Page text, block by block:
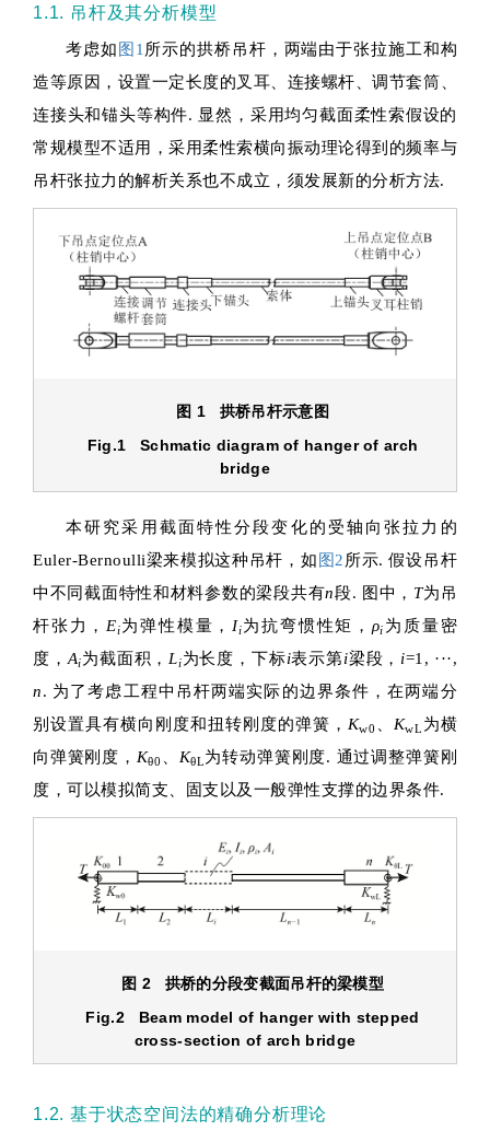
1.1. 吊杆及其分析模型
考虑如 图1 所示的拱桥吊杆，两端由于张拉施工和构
造等原因，设置一定长度的叉耳、连接螺杆、调节套筒、
连接头和锚头等构件. 显然，采用均匀截面柔性索假设的
常规模型不适用，采用柔性索横向振动理论得到的频率与
吊杆张拉力的解析关系也不成立，须发展新的分析方法.
图 1 拱桥吊杆示意图
Fig.1 Schmatic diagram of hanger of arch
bridge
本研究采用截面特性分段变化的受轴向张拉力的
Euler-Bernoulli梁来模拟这种吊杆，如 图2所示. 假设吊杆
中不同截面特性和材料参数的梁段共有n段. 图中， T为吊
杆张力，Ei为弹性模量，Ii为抗弯惯性矩， ρi 为质量密
度，Ai为截面积，Li为长度，下标i表示第i梁段， i=1, ···,
n. 为了考虑工程中吊杆两端实际的边界条件，在两端分
别设置具有横向刚度和扭转刚度的弹簧， Kw0 、 KwL 为横
向弹簧刚度， Kθ0 、 KθL为转动弹簧刚度. 通过调整弹簧刚
度，可以模拟简支、固支以及一般弹性支撑的边界条件.
图 2 拱桥的分段变截面吊杆的梁模型
Fig.2 Beam model of hanger with stepped
cross-section of arch bridge
1.2. 基于状态空间法的精确分析理论